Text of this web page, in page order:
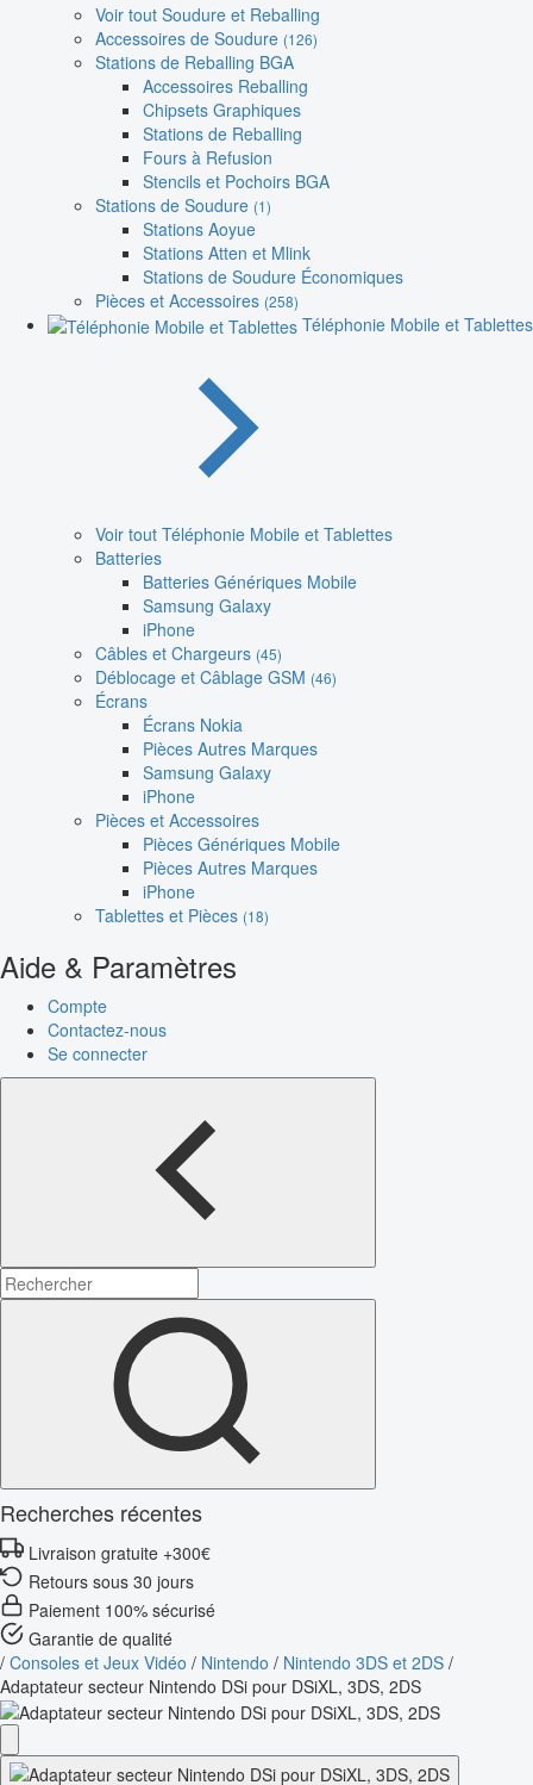
Voir tout Soudure et Reballing
Accessoires de Soudure (126)
Stations de Reballing BGA
Accessoires Reballing
Chipsets Graphiques
Stations de Reballing
Fours à Refusion
Stencils et Pochoirs BGA
Stations de Soudure (1)
Stations Aoyue
Stations Atten et Mlink
Stations de Soudure Économiques
Pièces et Accessoires (258)
Téléphonie Mobile et Tablettes
Voir tout Téléphonie Mobile et Tablettes
Batteries
Batteries Génériques Mobile
Samsung Galaxy
iPhone
Câbles et Chargeurs (45)
Déblocage et Câblage GSM (46)
Écrans
Écrans Nokia
Pièces Autres Marques
Samsung Galaxy
iPhone
Pièces et Accessoires
Pièces Génériques Mobile
Pièces Autres Marques
iPhone
Tablettes et Pièces (18)
Aide & Paramètres
Compte
Contactez-nous
Se connecter
Recherches récentes
Livraison gratuite +300€
Retours sous 30 jours
Paiement 100% sécurisé
Garantie de qualité
/ Consoles et Jeux Vidéo / Nintendo / Nintendo 3DS et 2DS /
Adaptateur secteur Nintendo DSi pour DSiXL, 3DS, 2DS